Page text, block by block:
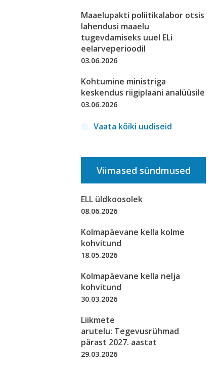
Maaelupakti poliitikalabor otsis
lahendusi maaelu
tugevdamiseks uuel ELi
eelarveperioodil
03.06.2026
Kohtumine ministriga
keskendus riigiplaani analüüsile
03.06.2026
Vaata kõiki uudiseid
Viimased sündmused
ELL üldkoosolek
08.06.2026
Kolmapäevane kella kolme
kohvitund
18.05.2026
Kolmapäevane kella nelja
kohvitund
30.03.2026
Liikmete
arutelu: Tegevusrühmad
pärast 2027. aastat
29.03.2026